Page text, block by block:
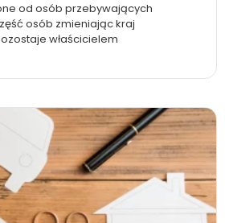
od osób przebywających
osób zmieniając kraj
właścicielem